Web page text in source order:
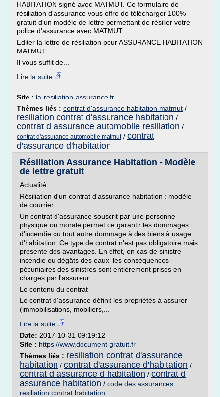
HABITATION signé avec MATMUT. Ce formulaire de
résiliation d'assurance vous offre de télécharger 100%
gratuit d'un modèle de lettre permettant de résilier votre
police d'assurance avec MATMUT.
Editer la lettre de résiliation pour ASSURANCE HABITATION
MATMUT
Il vous suffit de...
Lire la suite
Site : la-resiliation-assurance.fr
Thèmes liés : contrat d'assurance habitation matmut /
resiliation contrat d'assurance habitation /
contrat d assurance automobile resiliation /
contrat d'assurance automobile matmut/ contrat
d'assurance d'habitation
Résiliation Assurance Habitation - Modèle
de lettre gratuit
Actualité
Résiliation d'un contrat d'assurance habitation : modèle
de courrier
Un contrat d'assurance souscrit par une personne
physique ou morale permet de garantir les dommages
d'incendie ou tout autre dommage à des biens à usage
d'habitation. Ce type de contrat n'est pas obligatoire mais
présente des avantages. En effet, en cas de sinistre
incendie ou dégâts des eaux, les conséquences
pécuniaires des sinistres sont entièrement prises en
charges par l'assureur.
Le contenu du contrat
Le contrat d'assurance définit les propriétés à assurer
(immobilisations, mobiliers,...
Lire la suite
Date: 2017-10-31 09:19:12
Site : https://www.document-gratuit.fr
Thèmes liés : resiliation contrat d'assurance
habitation / contrat d'assurance d'habitation /
contrat d assurance d habitation / contrat d
assurance habitation / code des assurances
resiliation contrat habitation